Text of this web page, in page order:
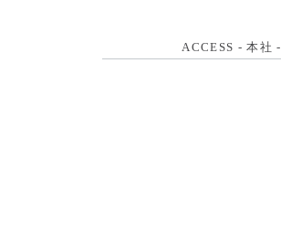
ACCESS - 本社 -